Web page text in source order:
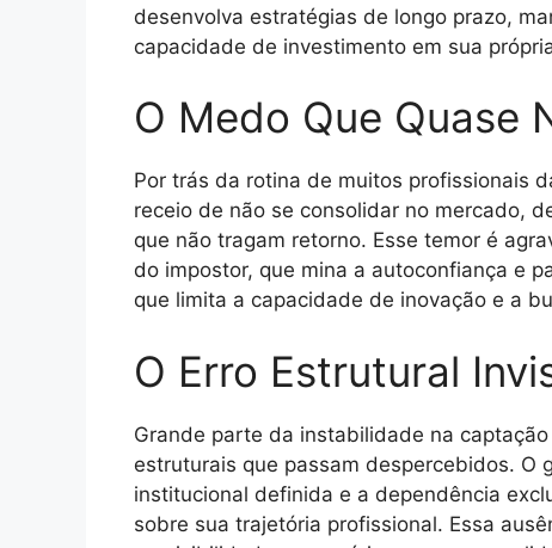
desenvolva estratégias de longo prazo,
capacidade de investimento em sua
O Medo Que Quase
Por trás da rotina de muitos profissionais
receio de não se consolidar no mercado,
que não tragam retorno. Esse temor é
do impostor, que mina a autoconfiança e
que limita a capacidade de inovação e a
O Erro Estrutural
Grande parte da instabilidade na
estruturais que passam despercebidos. O
institucional definida e a dependência
sobre sua trajetória profissional. Essa